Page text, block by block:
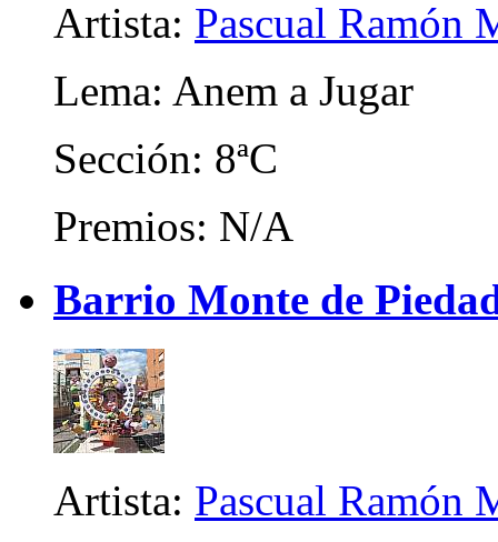
Artista: Pascual Ramón
Lema: Anem a Jugar
Sección: 8ªC
Premios: N/A
Barrio Monte de
Artista: Pascual Ramón